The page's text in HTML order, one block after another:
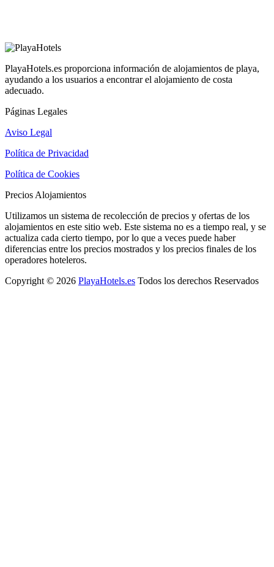
PlayaHotels.es proporciona información de alojamientos de playa,
ayudando a los usuarios a encontrar el alojamiento de costa
adecuado.
Páginas Legales
Aviso Legal
Política de Privacidad
Política de Cookies
Precios Alojamientos
Utilizamos un sistema de recolección de precios y ofertas de los
alojamientos en este sitio web. Este sistema no es a tiempo real, y se
actualiza cada cierto tiempo, por lo que a veces puede haber
diferencias entre los precios mostrados y los precios finales de los
operadores hoteleros.
Copyright © 2026 PlayaHotels.es Todos los derechos Reservados